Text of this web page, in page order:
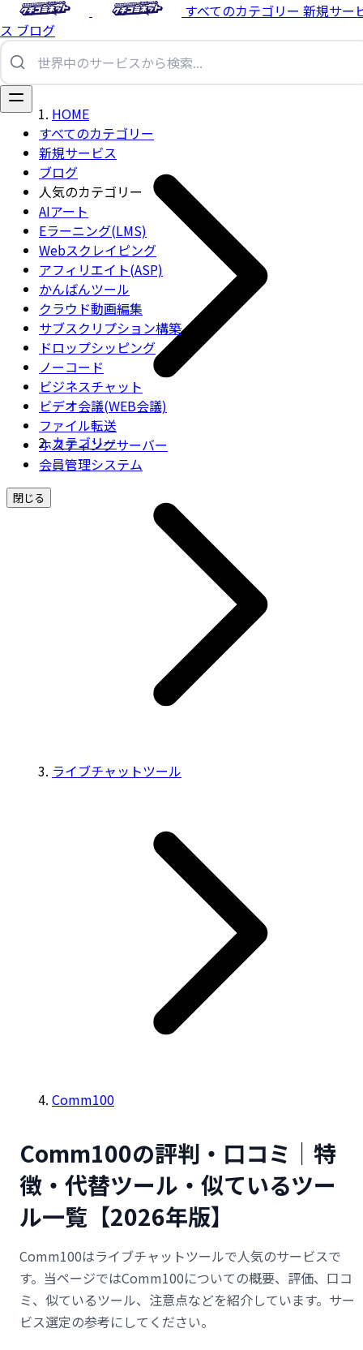
すべてのカテゴリー 新規サー
ス ブログ
すべてのカテゴリー
新規サービス
ブログ
人気のカテゴリー
AIアート
Eラーニング(LMS)
Webスクレイピング
アフィリエイト(ASP)
かんばんツール
クラウド動画編集
サブスクリプション構築
ドロップシッピング
ノーコード
ビジネスチャット
ビデオ会議(WEB会議)
ファイル転送
ホスティングサーバー
会員管理システム
閉じる
HOME
カテゴリー
ライブチャットツール
Comm100
Comm100の評判・口コミ｜特
徴・代替ツール・似ているツー
ル一覧【2026年版】
Comm100はライブチャットツールで人気のサービスで
す。当ページではComm100についての概要、評価、口コ
ミ、似ているツール、注意点などを紹介しています。サー
ビス選定の参考にしてください。